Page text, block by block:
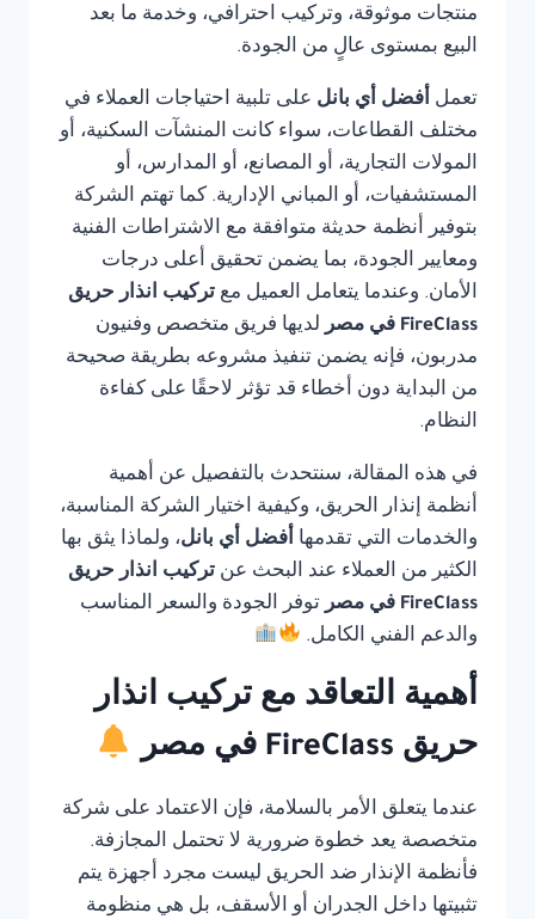
منتجات موثوقة، وتركيب احترافي، وخدمة ما بعد
البيع بمستوى عالٍ من الجودة.
تعمل أفضل أي بانل على تلبية احتياجات العملاء في
مختلف القطاعات، سواء كانت المنشآت السكنية، أو
المولات التجارية، أو المصانع، أو المدارس، أو
المستشفيات، أو المباني الإدارية. كما تهتم الشركة
بتوفير أنظمة حديثة متوافقة مع الاشتراطات الفنية
ومعايير الجودة، بما يضمن تحقيق أعلى درجات
الأمان. وعندما يتعامل العميل مع تركيب انذار حريق
FireClass في مصر
لديها فريق متخصص وفنيون
مدربون، فإنه يضمن تنفيذ مشروعه بطريقة صحيحة
من البداية دون أخطاء قد تؤثر لاحقًا على كفاءة
النظام.
في هذه المقالة، سنتحدث بالتفصيل عن أهمية
أنظمة إنذار الحريق، وكيفية اختيار الشركة المناسبة،
والخدمات التي تقدمها أفضل أي بانل، ولماذا يثق بها
الكثير من العملاء عند البحث عن تركيب انذار حريق
FireClass في مصر
توفر الجودة والسعر المناسب
والدعم الفني الكامل.
أهمية التعاقد مع تركيب انذار
حريق FireClass في مصر
عندما يتعلق الأمر بالسلامة، فإن الاعتماد على شركة
متخصصة يعد خطوة ضرورية لا تحتمل المجازفة.
فأنظمة الإنذار ضد الحريق ليست مجرد أجهزة يتم
تثبيتها داخل الجدران أو الأسقف، بل هي منظومة